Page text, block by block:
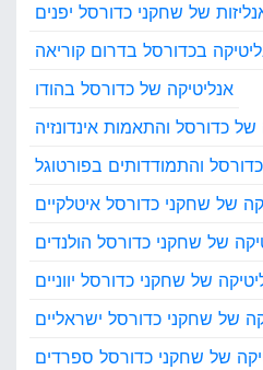
של שחקני כדורסל יפנים
בכדורסל בדרום קוריאה
אנליטיקה של כדורסל בהודו
של כדורסל והתאמות אינדונזיה
והתמודדותים בפורטוגל
של שחקני כדורסל איטלקיים
של שחקני כדורסל הולנדים
של שחקני כדורסל יווניים
של שחקני כדורסל ישראליים
של שחקני כדורסל ספרדים